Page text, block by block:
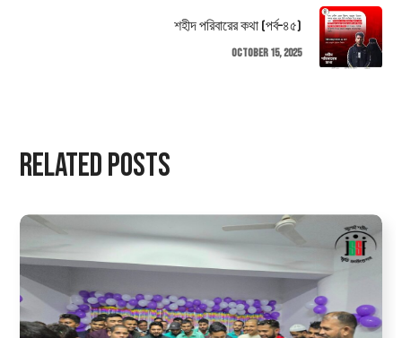
শহীদ পরিবারের কথা (পর্ব–৪৫)
October 15, 2025
Related Posts